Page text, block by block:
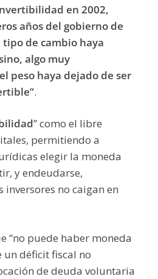
en 2002,
años del gobierno de
de cambio haya
algo muy
peso haya dejado de ser
.
” como el libre
permitiendo a
elegir la moneda
y endeudarse,
no caigan en
“no puede haber moneda
un déficit fiscal no
de deuda voluntaria